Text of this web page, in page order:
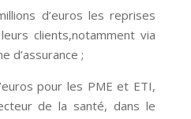
d’euros les reprises
clients,notamment via
d’assurance ;
pour les PME et ETI,
de la santé, dans le